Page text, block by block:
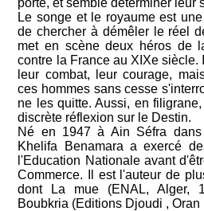
Le songe et le royaume est
de chercher à démêler le réel
met en scène deux héros de
contre la France au XIXe siècle.
leur combat, leur courage,
ces hommes sans cesse
ne les quitte. Aussi, en
discrète réflexion sur le Destin.
Né en 1947 à Ain Séfra
Khelifa Benamara a exercé
l'Education Nationale avant
Commerce. Il est l'auteur de
dont La mue (ENAL, Alger,
Boubkria (Editions Djoudi , Oran